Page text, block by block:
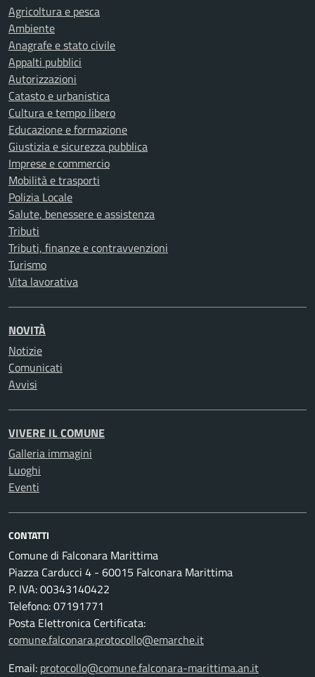
Agricoltura e pesca
Ambiente
Anagrafe e stato civile
Appalti pubblici
Autorizzazioni
Catasto e urbanistica
Cultura e tempo libero
Educazione e formazione
Giustizia e sicurezza pubblica
Imprese e commercio
Mobilità e trasporti
Polizia Locale
Salute, benessere e assistenza
Tributi
Tributi, finanze e contravvenzioni
Turismo
Vita lavorativa
NOVITÀ
Notizie
Comunicati
Avvisi
VIVERE IL COMUNE
Galleria immagini
Luoghi
Eventi
CONTATTI
Comune di Falconara Marittima
Piazza Carducci 4 - 60015 Falconara Marittima
P. IVA: 00343140422
Telefono: 07191771
Posta Elettronica Certificata:
comune.falconara.protocollo@emarche.it
Email: protocollo@comune.falconara-marittima.an.it